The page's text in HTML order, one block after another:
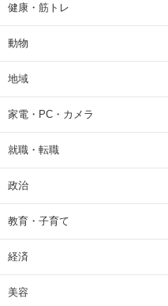
健康・筋トレ
動物
地域
家電・PC・カメラ
就職・転職
政治
教育・子育て
経済
美容